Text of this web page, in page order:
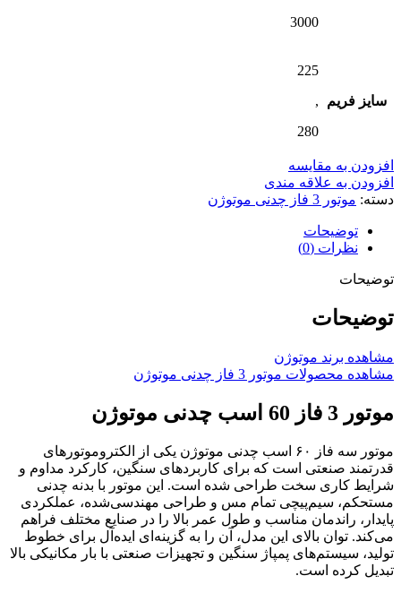
3000
سایز فریم
225
,
280
افزودن به مقایسه
افزودن به علاقه مندی
دسته: موتور 3 فاز چدنی موتوژن
توضیحات
نظرات (0)
توضیحات
توضیحات
مشاهده برند موتوژن
مشاهده محصولات موتور 3 فاز چدنی موتوژن
موتور 3 فاز 60 اسب چدنی موتوژن
موتور سه فاز ۶۰ اسب چدنی موتوژن یکی از الکتروموتورهای
قدرتمند صنعتی است که برای کاربردهای سنگین، کارکرد مداوم و
شرایط کاری سخت طراحی شده است. این موتور با بدنه چدنی
مستحکم، سیم‌پیچی تمام مس و طراحی مهندسی‌شده، عملکردی
پایدار، راندمان مناسب و طول عمر بالا را در صنایع مختلف فراهم
می‌کند. توان بالای این مدل، آن را به گزینه‌ای ایده‌آل برای خطوط
تولید، سیستم‌های پمپاژ سنگین و تجهیزات صنعتی با بار مکانیکی بالا
تبدیل کرده است.